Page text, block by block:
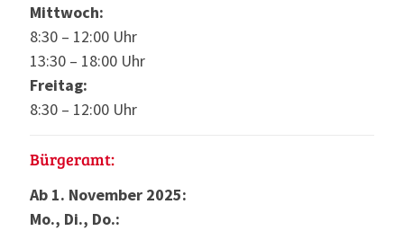
Mittwoch:
8:30 – 12:00 Uhr
13:30 – 18:00 Uhr
Freitag:
8:30 – 12:00 Uhr
Bürgeramt:
Ab 1. November 2025:
Mo., Di., Do.: